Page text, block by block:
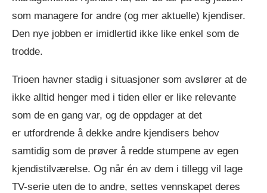
som managere for andre (og mer aktuelle) kjendiser.
Den nye jobben er imidlertid ikke like enkel som de
trodde.
Trioen havner stadig i situasjoner som avslører at de
ikke alltid henger med i tiden eller er like relevante
som de en gang var, og de oppdager at det
er utfordrende å dekke andre kjendisers behov
samtidig som de prøver å redde stumpene av egen
kjendistilværelse. Og når én av dem i tillegg vil lage
TV-serie uten de to andre, settes vennskapet deres